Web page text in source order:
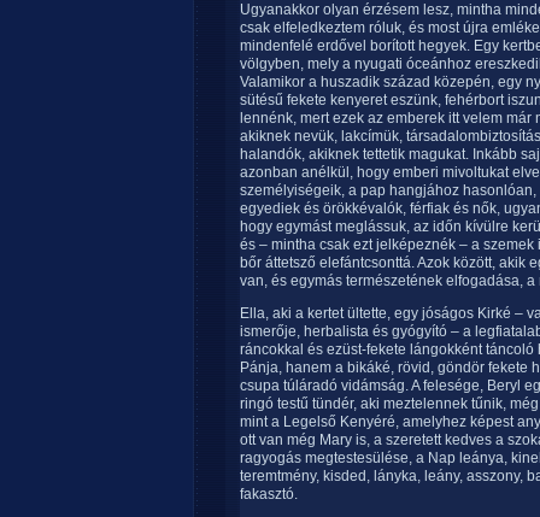
Ugyanakkor olyan érzésem lesz, mintha
csak elfeledkeztem róluk, és most újra
mindenfelé erdővel borított hegyek. Egy
völgyben, mely a nyugati óceánhoz
Valamikor a huszadik század közepén, egy
sütésű fekete kenyeret eszünk, fehérbort
lennénk, mert ezek az emberek itt velem
akiknek nevük, lakcímük,
halandók, akiknek tettetik magukat. Inkább
azonban anélkül, hogy emberi mivoltukat
személyiségeik, a pap hangjához
egyediek és örökkévalók, férfiak és nők,
hogy egymást meglássuk, az időn kívülre
és – mintha csak ezt jelképeznék – a
bőr áttetsző elefántcsonttá. Azok között, akik
van, és egymás természetének elfogadása,
Ella, aki a kertet ültette, egy jóságos Kirké –
ismerője, herbalista és gyógyító – a
ráncokkal és ezüst-fekete lángokként
Pánja, hanem a bikáké, rövid, göndör fekete
csupa túláradó vidámság. A felesége, Beryl
ringó testű tündér, aki meztelennek tűnik,
mint a Legelső Kenyéré, amelyhez képest
ott van még Mary is, a szeretett kedves a
ragyogás megtestesülése, a Nap leánya,
teremtmény, kisded, lányka, leány, asszony,
fakasztó.